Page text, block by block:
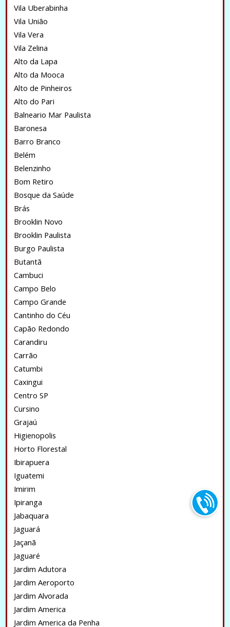
Vila Uberabinha
Vila União
Vila Vera
Vila Zelina
Alto da Lapa
Alto da Mooca
Alto de Pinheiros
Alto do Pari
Balneario Mar Paulista
Baronesa
Barro Branco
Belém
Belenzinho
Bom Retiro
Bosque da Saúde
Brás
Brooklin Novo
Brooklin Paulista
Burgo Paulista
Butantã
Cambuci
Campo Belo
Campo Grande
Cantinho do Céu
Capão Redondo
Carandiru
Carrão
Catumbi
Caxingui
Centro SP
Cursino
Grajaú
Higienopolis
Horto Florestal
Ibirapuera
Iguatemi
Imirim
Ipiranga
Jabaquara
Jaguará
Jaçanã
Jaguaré
Jardim Adutora
Jardim Aeroporto
Jardim Alvorada
Jardim America
Jardim America da Penha